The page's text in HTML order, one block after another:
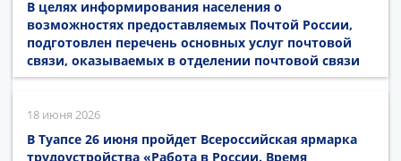
В целях информирования населения о
возможностях предоставляемых Почтой России,
подготовлен перечень основных услуг почтовой
связи, оказываемых в отделении почтовой связи
18 июня 2026
В Туапсе 26 июня пройдет Всероссийская ярмарка
трудоустройства «Работа в России. Время